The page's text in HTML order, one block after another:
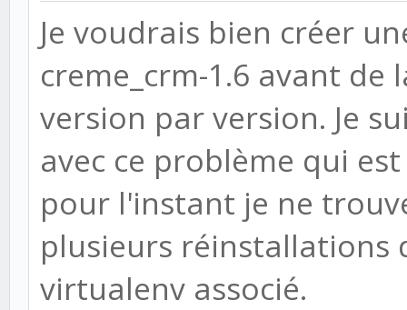
Je voudrais bien créer
creme_crm-1.6 avant
version par version. Je
avec ce problème qui
pour l'instant je ne
plusieurs réinstallations
virtualenv associé.